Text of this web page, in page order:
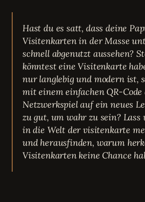
Hast du es satt, dass deine
Visitenkarten in der Masse
schnell abgenutzt aussehen?
könntest eine Visitenkarte
nur langlebig und modern ist,
mit einem einfachen QR-Code
Netzwerkspiel auf ein neues
zu gut, um wahr zu sein?
in die Welt der visitenkarte
und herausfinden, warum
Visitenkarten keine Chance